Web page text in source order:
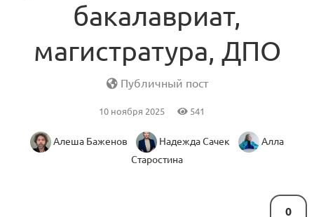
бакалавриат,
магистратура, ДПО
Публичный пост
10 ноября 2025 541
Алеша Баженов Надежда Сачек
Алла
Старостина
0